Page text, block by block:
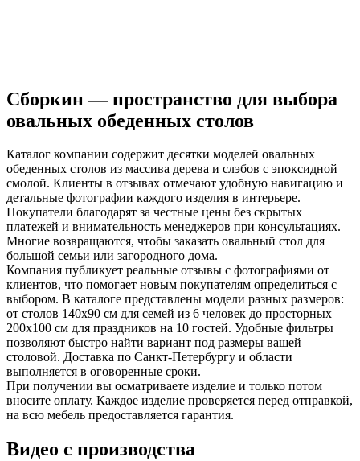
Сборкин — пространство для выбора
овальных обеденных столов
Каталог компании содержит десятки моделей овальных
обеденных столов из массива дерева и слэбов с эпоксидной
смолой. Клиенты в отзывах отмечают удобную навигацию и
детальные фотографии каждого изделия в интерьере.
Покупатели благодарят за честные цены без скрытых
платежей и внимательность менеджеров при консультациях.
Многие возвращаются, чтобы заказать овальный стол для
большой семьи или загородного дома.
Компания публикует реальные отзывы с фотографиями от
клиентов, что помогает новым покупателям определиться с
выбором. В каталоге представлены модели разных размеров:
от столов 140х90 см для семей из 6 человек до просторных
200х100 см для праздников на 10 гостей. Удобные фильтры
позволяют быстро найти вариант под размеры вашей
столовой. Доставка по Санкт-Петербургу и области
выполняется в оговоренные сроки.
При получении вы осматриваете изделие и только потом
вносите оплату. Каждое изделие проверяется перед отправкой,
на всю мебель предоставляется гарантия.
Видео с производства